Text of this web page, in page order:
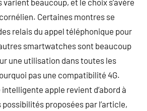
Certaines montres se
relais du appel téléphonique pour
smartwatches sont beaucoup
une utilisation dans toutes les
pas une compatibilité 4G.
apple revient d’abord à
proposées par l’article,